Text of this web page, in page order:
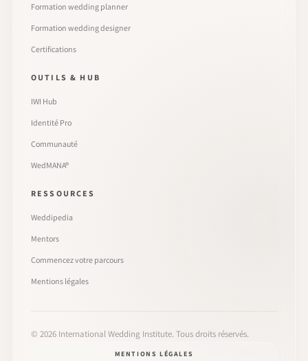
Formation wedding planner
Formation wedding designer
Certifications
OUTILS & HUB
IWI Hub
Identité Pro
Communauté
WedMANA®
RESSOURCES
Weddipedia
Mentors
Commencez votre parcours
Mentions légales
© 2026 International Wedding Institute. Tous droits réservés.
MENTIONS LÉGALES